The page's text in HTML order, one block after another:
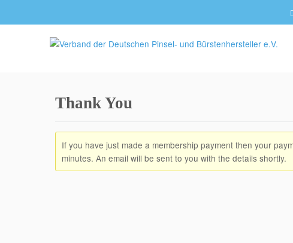
Thank You
If you have just made a membership payment then your
minutes. An email will be sent to you with the details shortly.